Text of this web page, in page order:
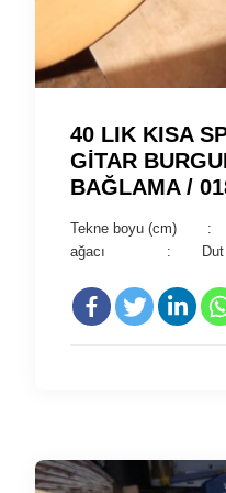
40 LIK KISA
GİTAR
BAĞLAMA /
Tekne boyu
ağacı : Dut